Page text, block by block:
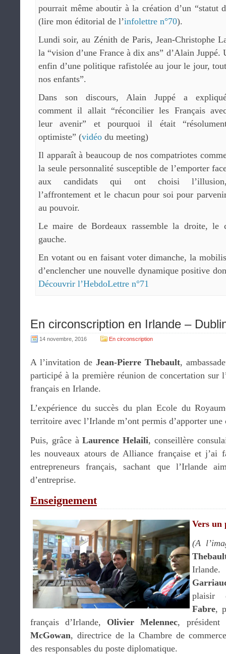
pourrait même aboutir à la création d’un “statut
(lire mon éditorial de l’infolettre n°70).
Lundi soir, au Zénith de Paris, Jean-Christophe
la “vision d’une France à dix ans” d’Alain
enfin d’une politique rafistolée au jour le jour,
nos enfants”.
Dans son discours, Alain Juppé a
comment il allait “réconcilier les Français
leur avenir” et pourquoi il était
optimiste” (vidéo du meeting)
Il apparaît à beaucoup de nos compatriotes
la seule personnalité susceptible de l’emporter
aux candidats qui ont choisi
l’affrontement et le chacun pour soi pour
au pouvoir.
Le maire de Bordeaux rassemble la droite, le
gauche.
En votant ou en faisant voter dimanche, la
d’enclencher une nouvelle dynamique positive
Découvrir l’HebdoLettre n°71
En circonscription en Irlande –
14 novembre, 2016 En circonscription
A l’invitation de Jean-Pierre Thebault,
participé à la première réunion de concertation sur
français en Irlande.
L’expérience du succès du plan Ecole du
territoire avec l’Irlande m’ont permis d’apporter
Puis, grâce àLaurence Helaili, conseillère
les nouveaux atours de Alliance française et j’ai
entrepreneurs français, sachant que l’Irlande
d’entreprise.
Enseignement
Vers un
(A
plaisir
Fabre,
français d’Irlande, Olivier Melennec,
McGowan, directrice de la Chambre de
des responsables du poste diplomatique.